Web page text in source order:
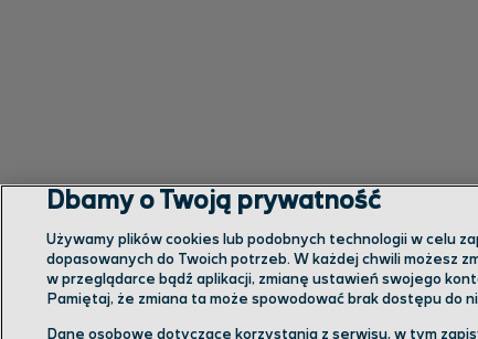
Dbamy o Twoją prywatność
Używamy plików cookies lub podobnych technologii w celu
dopasowanych do Twoich potrzeb. W każdej chwili możesz
w przeglądarce bądź aplikacji, zmianę ustawień swojego
Pamiętaj, że zmiana ta może spowodować brak dostępu do
Dane osobowe dotyczące korzystania z serwisu, w tym